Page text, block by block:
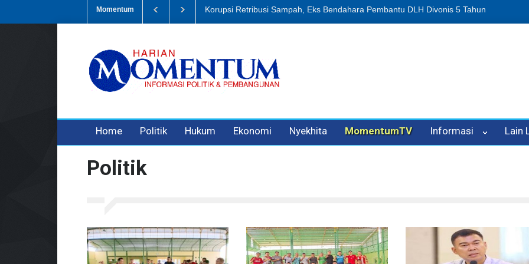
Momentum Dugaan Penipuan Oleh Oknum Kadis, Kuasa Hukum Pelapor Desak Polisi Tetapkan P-
Home Politik Hukum Ekonomi Nyekhita MomentumTV Informasi Lain
Politik